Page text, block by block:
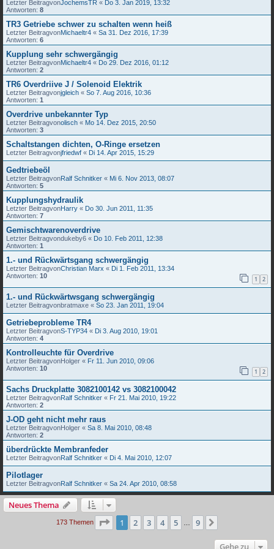
Letzter BeitragvonJochemsTR « Do 3. Jan 2019, 13:32
Antworten: 8
TR3 Getriebe schwer zu schalten wenn heiß
Letzter BeitragvonMichaeltr4 « Sa 31. Dez 2016, 17:39
Antworten: 6
Kupplung sehr schwergängig
Letzter BeitragvonMichaeltr4 « Do 29. Dez 2016, 01:12
Antworten: 2
TR6 Overdriive J / Solenoid Elektrik
Letzter Beitragvonjgleich « So 7. Aug 2016, 10:36
Antworten: 1
Overdrive unbekannter Typ
Letzter Beitragvonolisch « Mo 14. Dez 2015, 20:50
Antworten: 3
Schaltstangen dichten, O-Ringe ersetzen
Letzter Beitragvonjfriedwf « Di 14. Apr 2015, 15:29
Gedtriebeöl
Letzter BeitragvonRalf Schnitker « Mi 6. Nov 2013, 08:07
Antworten: 5
Kupplungshydraulik
Letzter BeitragvonHarry « Do 30. Jun 2011, 11:35
Antworten: 7
Gemischtwarenoverdrive
Letzter Beitragvondukeby6 « Do 10. Feb 2011, 12:38
Antworten: 1
1.- und Rückwärtsgang schwergängig
Letzter BeitragvonChristian Marx « Di 1. Feb 2011, 13:34
Antworten: 10 1 2
1.- und Rückwärtwsgang schwergängig
Letzter Beitragvonbratmaxe « So 23. Jan 2011, 19:04
Getriebeprobleme TR4
Letzter BeitragvonS-TYP34 « Di 3. Aug 2010, 19:01
Antworten: 4
Kontrolleuchte für Overdrive
Letzter BeitragvonHolger « Fr 11. Jun 2010, 09:06
Antworten: 10 1 2
Sachs Druckplatte 3082100142 vs 3082100042
Letzter BeitragvonRalf Schnitker « Fr 21. Mai 2010, 19:22
Antworten: 2
J-OD geht nicht mehr raus
Letzter BeitragvonHolger « Sa 8. Mai 2010, 08:48
Antworten: 2
überdrückte Membranfeder
Letzter BeitragvonRalf Schnitker « Di 4. Mai 2010, 12:07
Pilotlager
Letzter BeitragvonRalf Schnitker « Sa 24. Apr 2010, 08:58
Neues Thema
173 Themen Seite 1von
1 2 3 4 5 9
Gehe zu